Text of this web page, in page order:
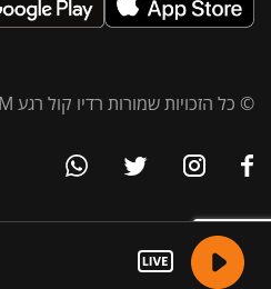
© כל הזכויות שמורות רדיו קול רגע 96FM 91.5FM